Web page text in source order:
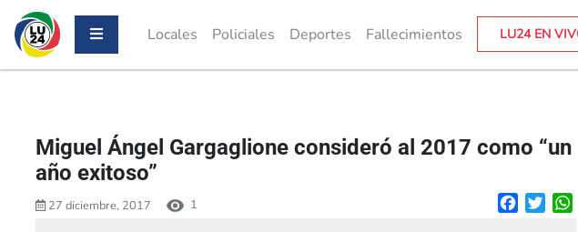
Locales Policiales Deportes Fallecimientos LU24 EN
Miguel Ángel Gargaglione consideró al 2017 como “un
año exitoso”
27 diciembre, 2017 1 Facebook